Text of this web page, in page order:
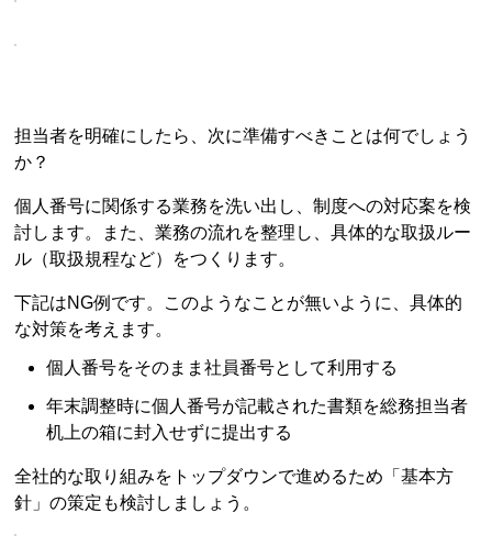
担当者を明確にしたら、次に準備すべきことは何でしょう
か？
個人番号に関係する業務を洗い出し、制度への対応案を検
討します。また、業務の流れを整理し、具体的な取扱ルー
ル（取扱規程など）をつくります。
下記はNG例です。このようなことが無いように、具体的
な対策を考えます。
個人番号をそのまま社員番号として利用する
年末調整時に個人番号が記載された書類を総務担当者
机上の箱に封入せずに提出する
全社的な取り組みをトップダウンで進めるため「基本方
針」の策定も検討しましょう。